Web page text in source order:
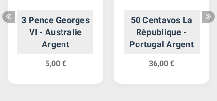
3 Pence Georges
VI - Australie
Argent
5,00 €
50 Centavos La
République -
Portugal Argent
36,00 €